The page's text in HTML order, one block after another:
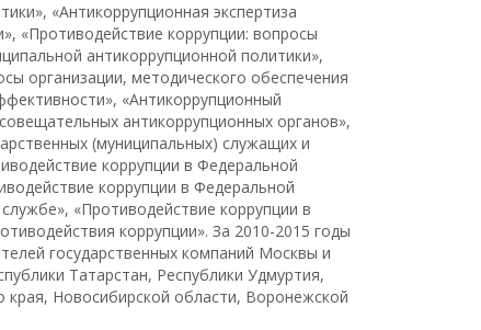
«Антикоррупционная экспертиза
«Противодействие коррупции: вопросы
антикоррупционной политики»,
организации, методического обеспечения
«Антикоррупционный
антикоррупционных органов»,
(муниципальных) служащих и
коррупции в Федеральной
коррупции в Федеральной
«Противодействие коррупции в
коррупции». За 2010-2015 годы
государственных компаний Москвы и
Татарстан, Республики Удмуртия,
края, Новосибирской области, Воронежской